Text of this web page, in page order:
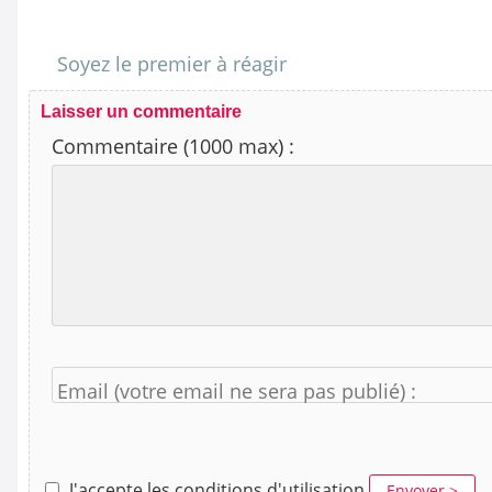
Soyez le premier à réagir
Laisser un commentaire
Commentaire (1000 max) :
Email (votre email ne sera pas publié) :